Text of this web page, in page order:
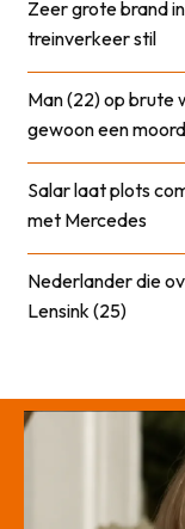
Zeer grote brand
treinverkeer stil
Man (22) op brute
gewoon een
Salar laat plots
met Mercedes
Nederlander die
Lensink (25)